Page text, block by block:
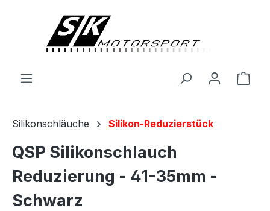
Silikonschläuche Silikon-Reduzierstück
QSP Silikonschlauch
Reduzierung - 41-35mm -
Schwarz